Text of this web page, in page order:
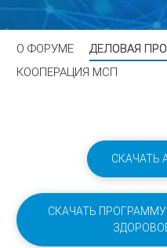
О ФОРУМЕ ДЕЛОВАЯ
КООПЕРАЦИЯ МСП
СКАЧАТЬ
СКАЧАТЬ